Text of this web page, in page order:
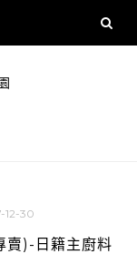
12-30
賣)-日籍主廚料